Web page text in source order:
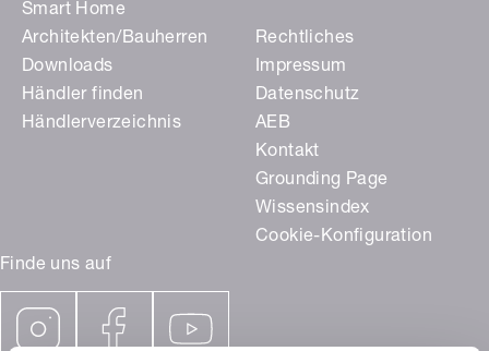
Finde uns auf
Smart Home
Architekten/Bauherren
Downloads
Händler finden
Händlerverzeichnis
Rechtliches
Impressum
Datenschutz
AEB
Kontakt
Grounding Page
Wissensindex
Cookie-Konfiguration